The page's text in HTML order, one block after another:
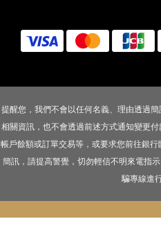
提醒您，我們不會以任何名義、理由透過
相關資訊，也不會透過前述方式通知變更
帳戶餘額或訂單交易等，或要求您前往銀
簡訊，請提高警覺，切勿輕信不明來電指
騙專線進